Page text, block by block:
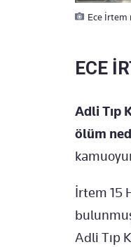
Ece İrtem
ECE
Adli Tıp
ölüm
İrtem 15
Adli Tıp